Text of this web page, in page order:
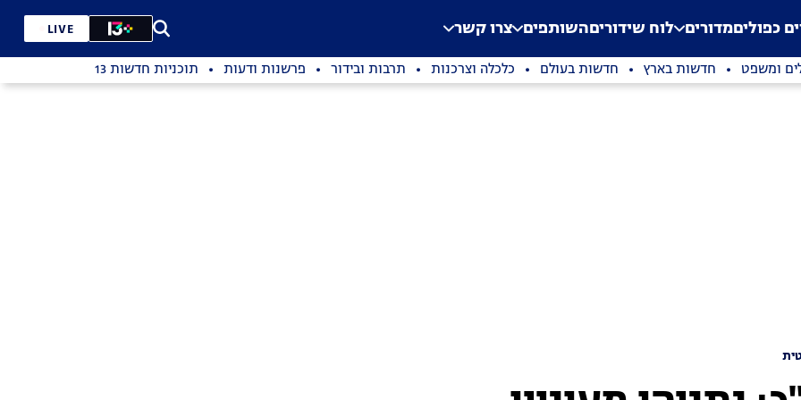
Application error: a
. כפוליםמדורים לוח שידוריםהשותפים צרו קשר LIVE
ומשפט חדשות בארץ חדשות בעולם כלכלה וצרכנות תרבות ובידור פרשנות ודעות תוכניות חדשות 13